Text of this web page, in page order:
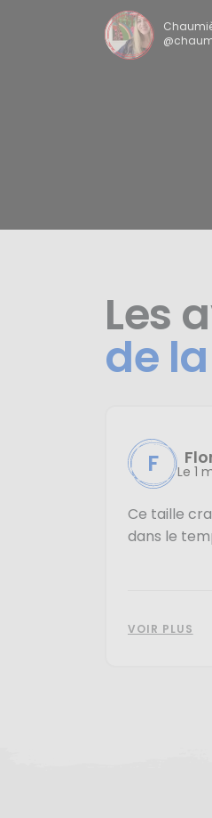
Les
de
F Le 1
Ce taille
dans le
VOIR PLUS